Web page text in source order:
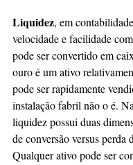
Liquidez, em
velocidade e facilidade
pode ser convertido em
ouro é um ativo
pode ser rapidamente
instalação fabril não o é.
liquidez possui duas
de conversão versus perda
Qualquer ativo pode ser